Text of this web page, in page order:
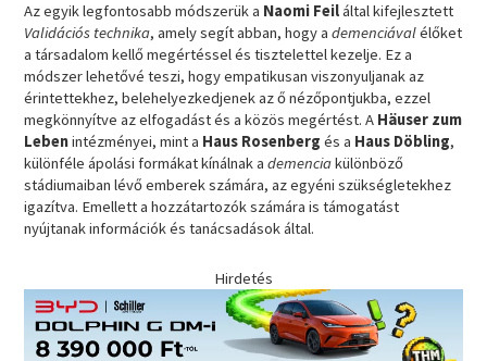
Az egyik legfontosabb módszerük a Naomi Feiláltal kifejlesztett
Validációs technika, amely segít abban, hogy ademenciávalélőket
a társadalom kellő megértéssel és tisztelettel kezelje. Ez a
módszer lehetővé teszi, hogy empatikusan viszonyuljanak az
érintettekhez, belehelyezkedjenek az ő nézőpontjukba, ezzel
megkönnyítve az elfogadást és a közös megértést. A Häuser zum
Lebenintézményei, mint a Haus Rosenberg és a Haus Döbling,
különféle ápolási formákat kínálnak ademenciakülönböző
stádiumaiban lévő emberek számára, az egyéni szükségletekhez
igazítva. Emellett a hozzátartozók számára is támogatást
nyújtanak információk és tanácsadások által.
Hirdetés